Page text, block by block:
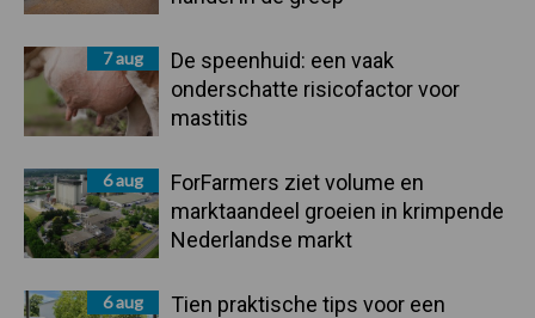
7 aug
De speenhuid: een vaak
onderschatte risicofactor voor
mastitis
6 aug
ForFarmers ziet volume en
marktaandeel groeien in krimpende
Nederlandse markt
6 aug
Tien praktische tips voor een